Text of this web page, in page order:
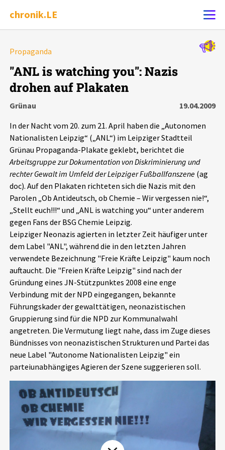
chronik.LE
Chronik
Leipziger Zustände
Schlaglichter
Phänomene
Aktuelles
Alle Beiträge
Veranstaltungen
Pressemitteilungen
Podcasts
Über uns
Projektbeschreibung
Kontakt
Unterstützer_innen
Spenden
Propaganda
"ANL is watching you": Nazis
drohen auf Plakaten
Grünau
19.04.2009
In der Nacht vom 20. zum 21. April haben die „Autonomen
Nationalisten Leipzig“ („ANL“) im Leipziger Stadtteil
Grünau Propaganda-Plakate geklebt, berichtet die
Arbeitsgruppe zur Dokumentation von Diskriminierung und
rechter Gewalt im Umfeld der Leipziger Fußballfanszene(ag
doc). Auf den Plakaten richteten sich die Nazis mit den
Parolen „Ob Antideutsch, ob Chemie – Wir vergessen nie!“,
„Stellt euch!!!“ und „ANL is watching you“ unter anderem
gegen Fans der BSG Chemie Leipzig.
Leipziger Neonazis agierten in letzter Zeit häufiger unter
dem Label "ANL", während die in den letzten Jahren
verwendete Bezeichnung "Freie Kräfte Leipzig" kaum noch
auftaucht. Die "Freien Kräfte Leipzig" sind nach der
Gründung eines JN-Stützpunktes 2008 eine enge
Verbindung mit der NPD eingegangen, bekannte
Führungskader der gewalttätigen, neonazistischen
Gruppierung sind für die NPD zur Kommunalwahl
angetreten. Die Vermutung liegt nahe, dass im Zuge dieses
Bündnisses von neonazistischen Strukturen und Partei das
neue Label "Autonome Nationalisten Leipzig" ein
parteiunabhängiges Agieren der Szene suggerieren soll.
Alle Ereignisse
7502 Ereignisse
Ereignisse Statistik